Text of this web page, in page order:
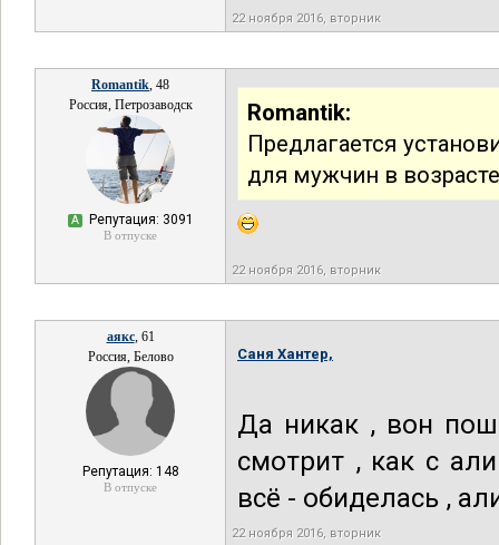
22 ноября 2016, вторник
Romantik, 48
Россия, Петрозаводск
А Репутация: 3091
В отпуске
Romantik:
Предлагается
для мужчин в
22 ноября 2016, вторник
аякс, 61
Россия, Белово
Репутация: 148
В отпуске
Саня Хантер,
Да никак , вон
смотрит , как с
всё - обиделась ,
22 ноября 2016, вторник